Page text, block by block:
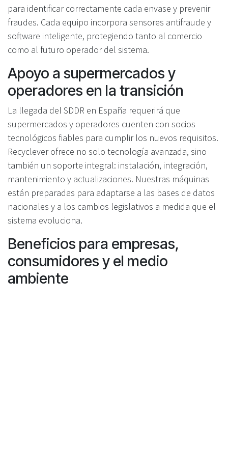
para identificar correctamente cada envase y prevenir
fraudes. Cada equipo incorpora sensores antifraude y
software inteligente, protegiendo tanto al comercio
como al futuro operador del sistema.
Apoyo a supermercados y
operadores en la transición
La llegada del SDDR en España requerirá que
supermercados y operadores cuenten con socios
tecnológicos fiables para cumplir los nuevos requisitos.
Recyclever ofrece no solo tecnología avanzada, sino
también un soporte integral: instalación, integración,
mantenimiento y actualizaciones. Nuestras máquinas
están preparadas para adaptarse a las bases de datos
nacionales y a los cambios legislativos a medida que el
sistema evoluciona.
Beneficios para empresas,
consumidores y el medio
ambiente